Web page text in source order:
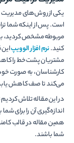
یکی از روش‌های مدیریت
است. پس از اینکه شما
مربوطه مشخص کردید،
کنید.نرم افزار الوویپ
مشتریان پشت خط را
کارشناسان، به صورت
می‌کند تا صف کاهش
در این مقاله تلاش
اندازه‌گیری آن را برای
همین مقاله در قالب
شما باشند.